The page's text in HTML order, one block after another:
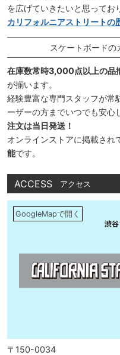
を広げていきたいと思ってお
カリフォルニアストリートの
スケートボードの
在庫数常時3,000点以上の品
が揃います。
経験豊富な専門スタッフが常
ーザーの方までいつでも安心
注文は当日発送！
オンラインストアに掲載され
能です。
ACCESS アクセス
GoogleMapで開く
〒150-0034